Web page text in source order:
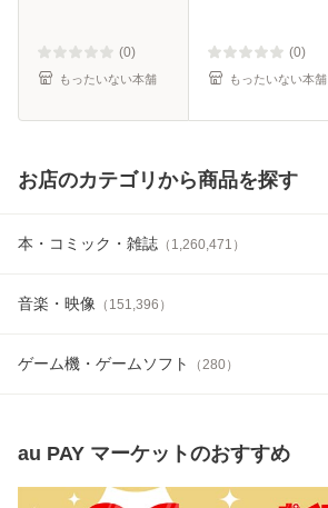
バック]【メール便
送料無料】
(0)
もったいない本舗
(0)
もったいない本舗
お店のカテゴリから商品を探す
本・コミック・雑誌 （ 1,260,471 ）
音楽・映像 （ 151,396 ）
ゲーム機・ゲームソフト （280）
au PAY マーケットのおすすめ